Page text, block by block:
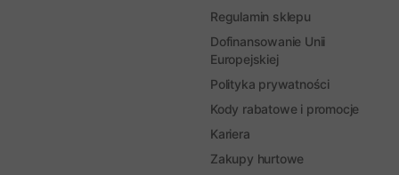
Regulamin sklepu
Dofinansowanie Unii
Europejskiej
Polityka prywatności
Kody rabatowe i promocje
Kariera
Zakupy hurtowe